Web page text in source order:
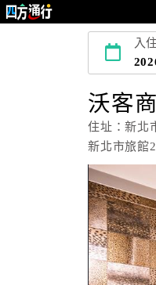
入
沃客
住址：新北
新北市旅館